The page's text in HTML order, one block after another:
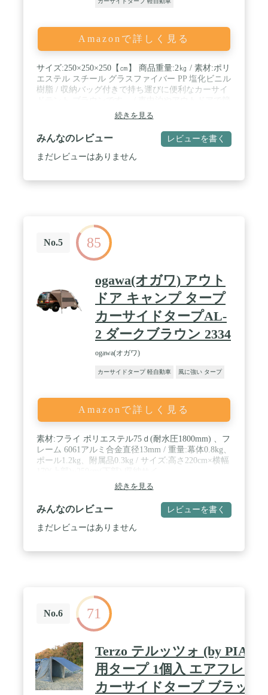
Amazonで詳しく見る
サイズ:250×250×250【㎝】 商品重量:2㎏ / 素材:ポリ
エステル スチール グラスファイバー PP 塩化ビニル
樹脂 / 収納バッグ付きで持ち運びに便利なカーサイ
単に広々とした居住空間が確保できます。 / 角度調
節可能な真空強力吸盤と4ｍの飛び防止ロープ付き
で安心♪ / 部門名:ユニセックス・ユース
続きを見る
みんなのレビュー レビューを書く
まだレビューはありません
No.5 85
ogawa(オガワ) アウト
ドア キャンプ タープ
カーサイドタープAL-
2 ダークブラウン 2334
ogawa(オガワ)
カーサイドタープ 軽自動車 風に強い タープ
Amazonで詳しく見る
素材:フライ ポリエステル75ｄ(耐水圧1800mm) 、フ
レーム 6061アルミ合金直径13mm / 重量:幕体0.8kg、
ポール1.2kg、附属品0.3kg / サイズ:高さ220cm×横幅
ズ:53cm×13cm×13cm / 付属品:吸盤フック2個、アン
カーバック2個、ピン、収納袋 / 発売年・モデルイ
ヤー: 2021 / 部門名: ユニセックス大人
続きを見る
みんなのレビュー レビューを書く
まだレビューはありません
No.6 71
Terzo テルッツォ (by PIAA)
用タープ 1個入 エアフレー
カーサイドタープ ブラック